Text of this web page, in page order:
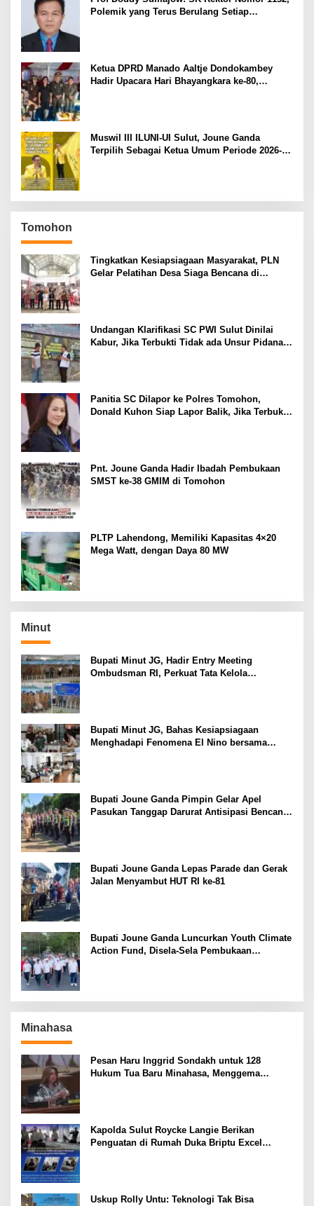
Polemik yang Terus Berulang Setiap
Ketua DPRD Manado Aaltje Dondokambey
Hadir Upacara Hari Bhayangkara ke-80,
Muswil III ILUNI-UI Sulut, Joune Ganda
Terpilih Sebagai Ketua Umum Periode 2026-
Tomohon
Tingkatkan Kesiapsiagaan Masyarakat, PLN
Gelar Pelatihan Desa Siaga Bencana di
Undangan Klarifikasi SC PWI Sulut Dinilai
Kabur, Jika Terbukti Tidak ada Unsur Pidana
Panitia SC Dilapor ke Polres Tomohon,
Donald Kuhon Siap Lapor Balik, Jika Terbukti
Pnt. Joune Ganda Hadir Ibadah Pembukaan
SMST ke-38 GMIM di Tomohon
PLTP Lahendong, Memiliki Kapasitas 4×20
Mega Watt, dengan Daya 80 MW
Minut
Bupati Minut JG, Hadir Entry Meeting
Ombudsman RI, Perkuat Tata Kelola
Bupati Minut JG, Bahas Kesiapsiagaan
Menghadapi Fenomena El Nino bersama
Bupati Joune Ganda Pimpin Gelar Apel
Pasukan Tanggap Darurat Antisipasi Bencana
Bupati Joune Ganda Lepas Parade dan Gerak
Jalan Menyambut HUT RI ke-81
Bupati Joune Ganda Luncurkan Youth Climate
Action Fund, Disela-Sela Pembukaan
Minahasa
Pesan Haru Inggrid Sondakh untuk 128
Hukum Tua Baru Minahasa, Menggema
Kapolda Sulut Roycke Langie Berikan
Penguatan di Rumah Duka Briptu Excel
Uskup Rolly Untu: Teknologi Tak Bisa